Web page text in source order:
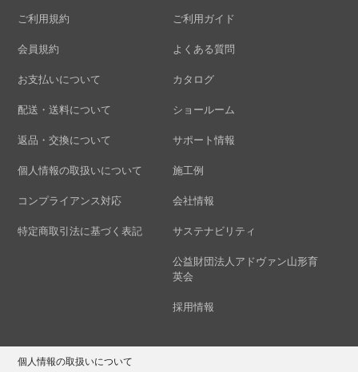
ご利用規約
会員規約
お支払いについて
配送・送料について
返品・交換について
個人情報の取扱いについて
コンプライアンス対応
特定商取引法に基づく表記
ご利用ガイド
よくある質問
カタログ
ショールーム
サポート情報
施工例
会社情報
サステナビリティ
公益財団法人アドヴァン山形育
英会
採用情報
個人情報の取扱いについて